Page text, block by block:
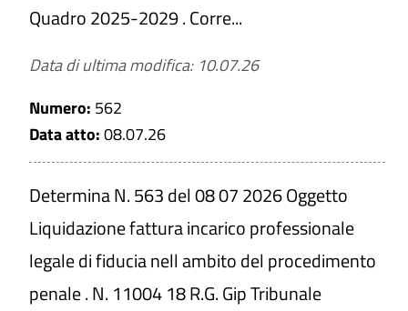
Quadro 2025-2029 . Corre...
Data di ultima modifica: 10.07.26
Numero: 562
Data atto:08.07.26
Determina N. 563 del 08 07 2026 Oggetto
Liquidazione fattura incarico professionale
legale di fiducia nell ambito del procedimento
penale . N. 11004 18 R.G. Gip Tribunale